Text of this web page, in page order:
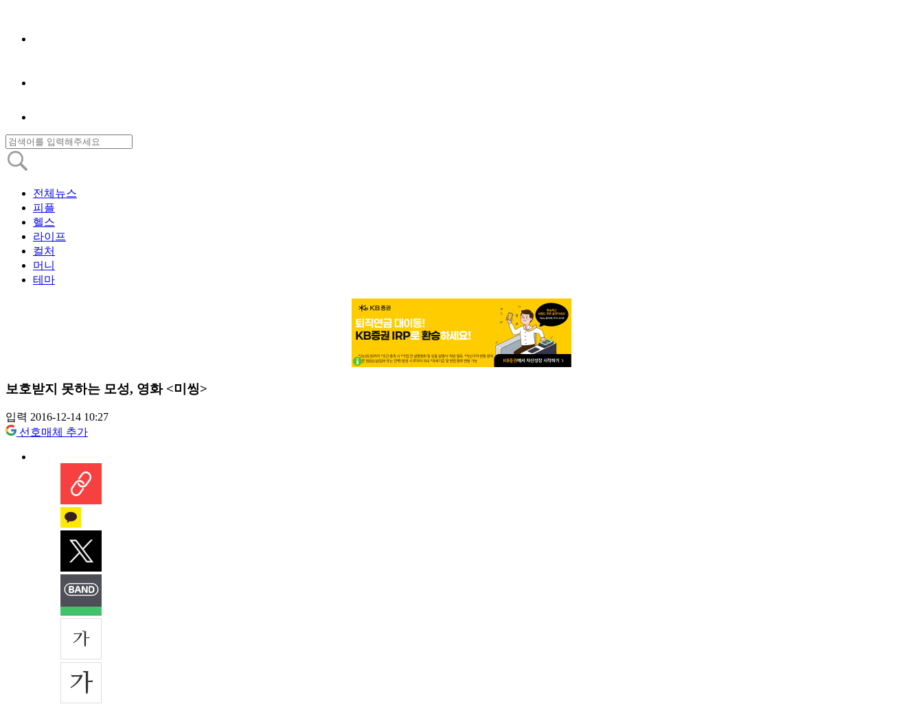
전체뉴스
피플
헬스
라이프
컬처
머니
테마
보호받지 못하는 모성, 영화 <미씽>
입력 2016-12-14 10:27
선호매체 추가